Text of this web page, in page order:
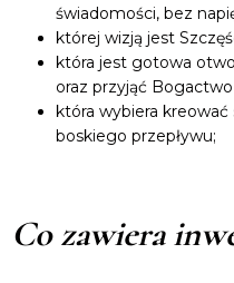
świadomości, bez
której wizją jest
która jest gotowa
oraz przyjąć
która wybiera kreować
boskiego przepływu;
Co zawiera